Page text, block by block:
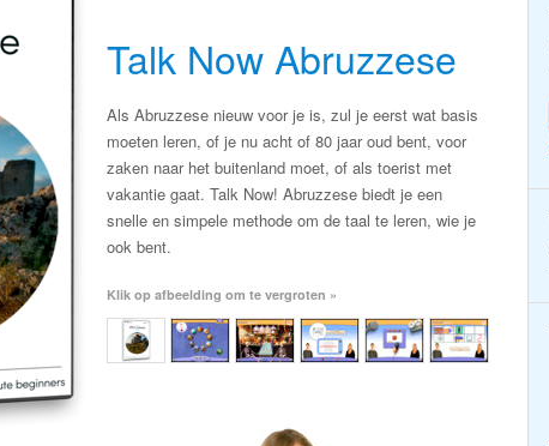
Talk Now Abruzzese
Als Abruzzese nieuw voor je is, zul je eerst wat basis
moeten leren, of je nu acht of 80 jaar oud bent, voor
zaken naar het buitenland moet, of als toerist met
vakantie gaat. Talk Now! Abruzzese biedt je een
snelle en simpele methode om de taal te leren, wie je
ook bent.
Klik op afbeelding om te vergroten »